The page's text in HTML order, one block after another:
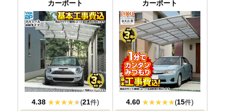
カーポート
4.38 (21件)
カーポート
4.60 (15件)